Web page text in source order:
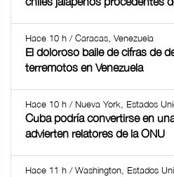
Hace 10 h / Caracas, Venezuela
El doloroso baile de cifras de
terremotos en Venezuela
Hace 10 h / Nueva York, Estados
Cuba podría convertirse en
advierten relatores de la ONU
Hace 11 h / Washington, Estados